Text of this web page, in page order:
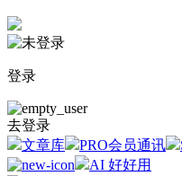
登录
去登录
文章库
PRO会员通讯
AI 好好用